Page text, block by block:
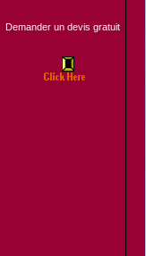
Demander un devis gratuit